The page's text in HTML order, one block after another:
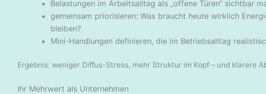
Belastungen im Arbeitsalltag als „offene Türen“ sichtbar
gemeinsam priorisieren: Was braucht heute wirklich
bleiben?
Mini-Handlungen definieren, die im Betriebsalltag
Ergebnis: weniger Diffus-Stress, mehr Struktur im Kopf – und klarere
Ihr Mehrwert als Unternehmen